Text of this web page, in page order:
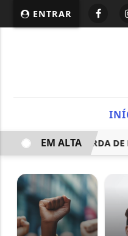
ENTRAR
DE PERDA DE
EM ALTA